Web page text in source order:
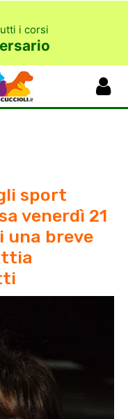
i corsi
sport
venerdì 21
una breve